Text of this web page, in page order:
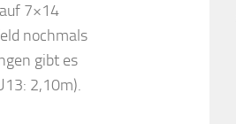
7×14
nochmals
gibt es
2,10m).